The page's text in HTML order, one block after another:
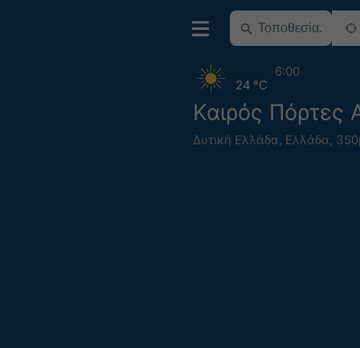
Καιρός Πόρτες
Δυτική Ελλάδα, Ελλάδα,
24 °C
6:00